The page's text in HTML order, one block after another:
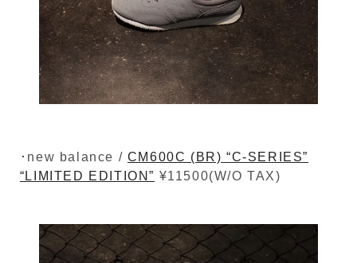
･new balance / CM600C (BR) “C-SERIES”
“LIMITED EDITION” ¥11500(W/O TAX)